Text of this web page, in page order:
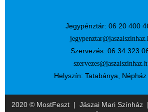
Jegypénztár: 06 20 400
Szervezés: 06 34 323
Helyszín: Tatabánya,
2020 © MostFeszt | Jászai Mari Színház|